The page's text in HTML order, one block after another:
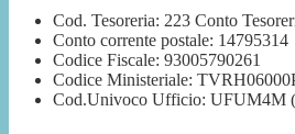
Cod. Tesoreria: 223 Conto
Conto corrente postale: 14795314
Codice Fiscale: 93005790261
Codice Ministeriale:
Cod.Univoco Ufficio: UFUM4M